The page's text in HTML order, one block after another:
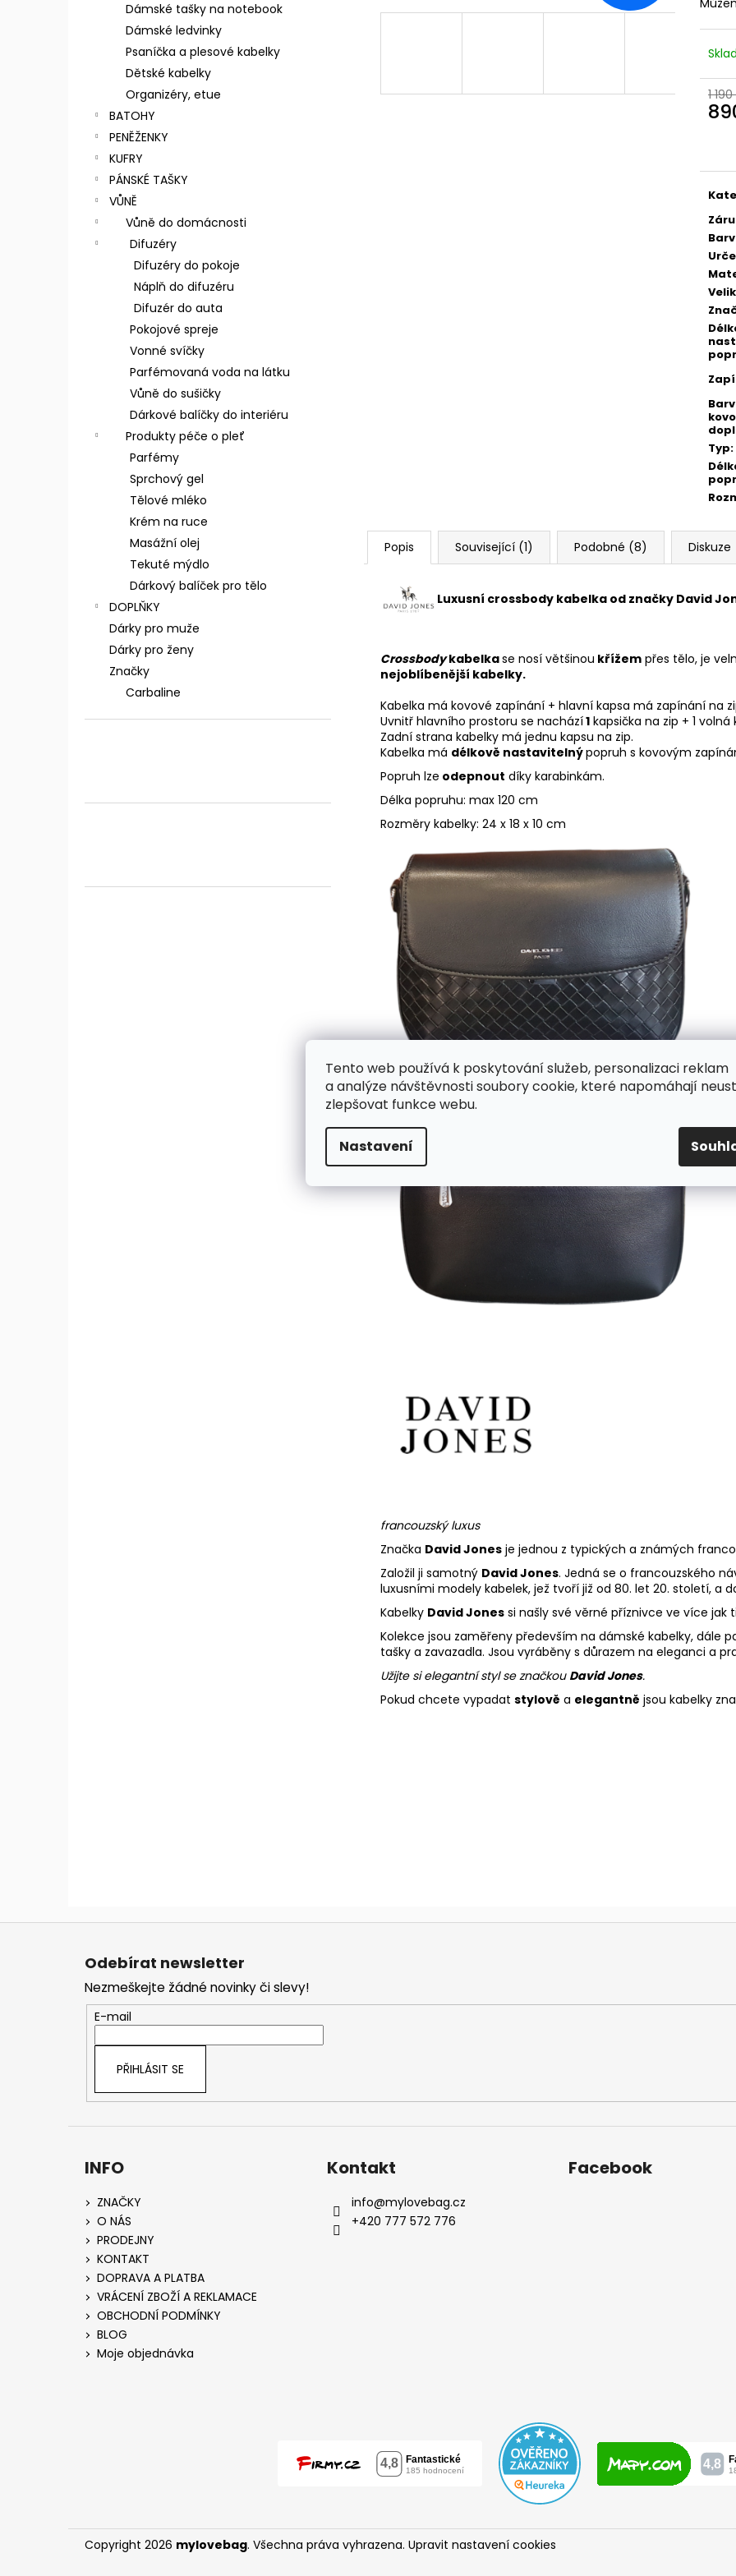
Tento web používá k poskytování služeb, personalizaci reklam
a analýze návštěvnosti soubory cookie, které napomáhají
zlepšovat funkce webu.
Nastavení
Dámské tašky na notebook
Dámské ledvinky
Psaníčka a plesové kabelky
Dětské kabelky
Organizéry, etue
BATOHY
PENĚŽENKY
KUFRY
PÁNSKÉ TAŠKY
VŮNĚ
Vůně do domácnosti
Difuzéry
Difuzéry do pokoje
Náplň do difuzéru
Difuzér do auta
Pokojové spreje
Vonné svíčky
Parfémovaná voda na látku
Vůně do sušičky
Dárkové balíčky do interiéru
Produkty péče o pleť
Parfémy
Sprchový gel
Tělové mléko
Krém na ruce
Masážní olej
Tekuté mýdlo
Dárkový balíček pro tělo
DOPLŇKY
Dárky pro muže
Dárky pro ženy
Značky
Carbaline
1
Typ:
Popis Související (1) Podobné (8) Diskuze
Luxusní crossbody kabelka od značky David
Crossbodykabelkase nosí většinou křížem přes tělo, je
nejoblíbenější kabelky.
Kabelka má kovové zapínání + hlavní kapsa má zapínání na
Uvnitř hlavního prostoru se nachází1 kapsička na zip + 1
Zadní strana kabelky má jednu kapsu na zip.
Kabelka má délkově nastavitelnýpopruh s kovovým
Popruh lze odepnout díky karabinkám.
Délka popruhu: max 120 cm
Rozměry kabelky: 24 x 18 x 10 cm
francouzský luxus
Značka David Jones je jednou z typických a známých
Založil ji samotný David Jones. Jedná se o francouzského
luxusními modely kabelek, jež tvoří již od 80. let 20. století, a
Kabelky David Jones si našly své věrné příznivce ve více jak
Kolekce jsou zaměřeny především na dámské kabelky, dále
tašky a zavazadla. Jsou vyráběny s důrazem na eleganci a
Užijte si elegantní styl se značkou David Jones.
Pokud chcete vypadat stylově a elegantně jsou kabelky
Odebírat newsletter
Nezmeškejte žádné novinky či slevy!
E-mail
PŘIHLÁSIT SE
INFO
ZNAČKY
O NÁS
PRODEJNY
KONTAKT
DOPRAVA A PLATBA
VRÁCENÍ ZBOŽÍ A REKLAMACE
OBCHODNÍ PODMÍNKY
BLOG
Moje objednávka
Kontakt
info@mylovebag.cz
+420 777 572 776
Facebook
Copyright 2026 mylovebag. Všechna práva vyhrazena. Upravit nastavení cookies